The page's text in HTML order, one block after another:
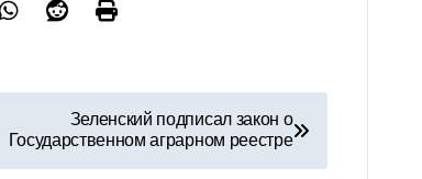
Зеленский подписал закон о
Государственном аграрном реестре